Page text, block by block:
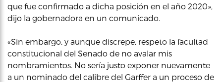
que fue confirmado a dicha posición en el año 2020»,
dijo la gobernadora en un comunicado.
«Sin embargo, y aunque discrepe, respeto la facultad
constitucional del Senado de no avalar mis
nombramientos. No sería justo exponer nuevamente
a un nominado del calibre del Garffer a un proceso de